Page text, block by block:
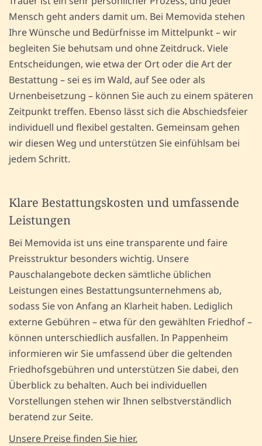
Mensch geht anders damit um. Bei Memovida stehen
Ihre Wünsche und Bedürfnisse im Mittelpunkt – wir
begleiten Sie behutsam und ohne Zeitdruck. Viele
Entscheidungen, wie etwa der Ort oder die Art der
Bestattung – sei es im Wald, auf See oder als
Urnenbeisetzung – können Sie auch zu einem späteren
Zeitpunkt treffen. Ebenso lässt sich die Abschiedsfeier
individuell und flexibel gestalten. Gemeinsam gehen
wir diesen Weg und unterstützen Sie einfühlsam bei
jedem Schritt.
Klare Bestattungskosten und umfassende
Leistungen
Bei Memovida ist uns eine transparente und faire
Preisstruktur besonders wichtig. Unsere
Pauschalangebote decken sämtliche üblichen
Leistungen eines Bestattungsunternehmens ab,
sodass Sie von Anfang an Klarheit haben. Lediglich
externe Gebühren – etwa für den gewählten Friedhof –
können unterschiedlich ausfallen. In Pappenheim
informieren wir Sie umfassend über die geltenden
Friedhofsgebühren und unterstützen Sie dabei, den
Überblick zu behalten. Auch bei individuellen
Vorstellungen stehen wir Ihnen selbstverständlich
beratend zur Seite.
Unsere Preise finden Sie hier.